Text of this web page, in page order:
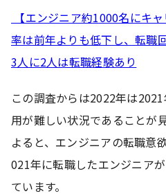
【エンジニア約1000名にキ
率は前年よりも低下し、転職
3人に2人は転職経験あり
この調査からは2022年は
用が難しい状況であることが
よると、エンジニアの転職意
021年に転職したエンジニア
ています。